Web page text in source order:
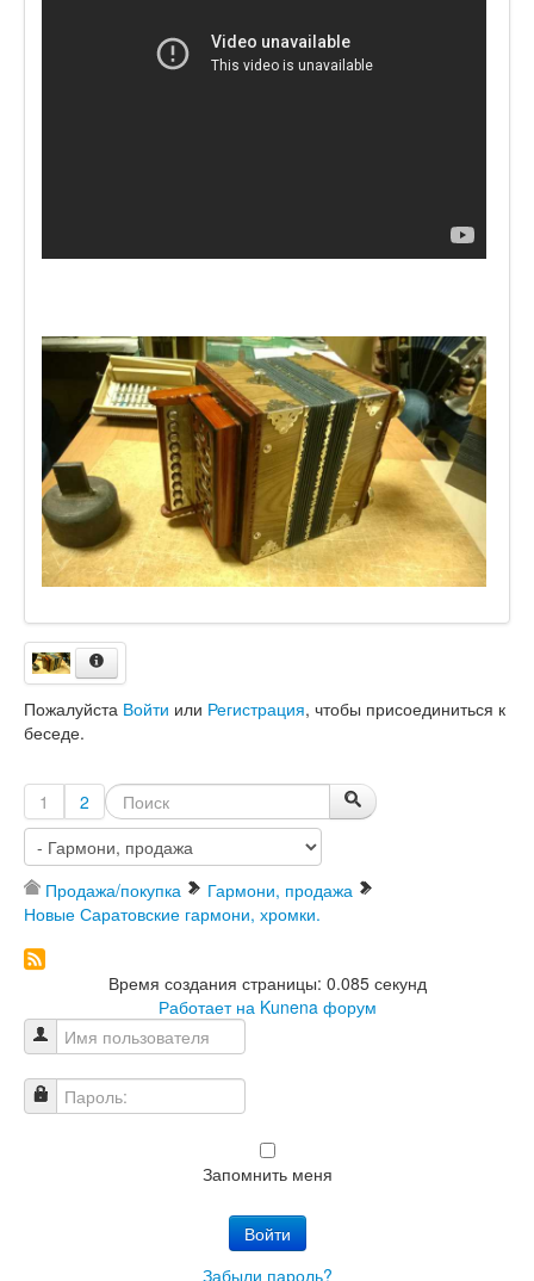
Пожалуйста Войти или Регистрация, чтобы присоединиться к
беседе.
1 2
Продажа/покупка
Гармони, продажа
Новые Саратовские гармони, хромки.
Время создания страницы: 0.085 секунд
Работает на Kunena форум
Имя пользователя
Пароль:
Запомнить меня
Войти
Забыли пароль?